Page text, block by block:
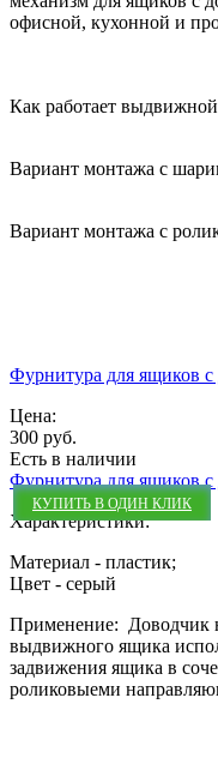
офисной, кухонной и
Как работает
Вариант монтажа с
Вариант монтажа с
Фурнитура для ящиков с
Цена:
300 руб.
КУПИТЬ В ОДИН КЛИК
Есть в наличии
Фурнитура для ящиков с
Характеристики:
Материал - пластик;
Цвет - серый
Применение: Доводчик
выдвижного ящика
задвижения ящика в
роликовыеми